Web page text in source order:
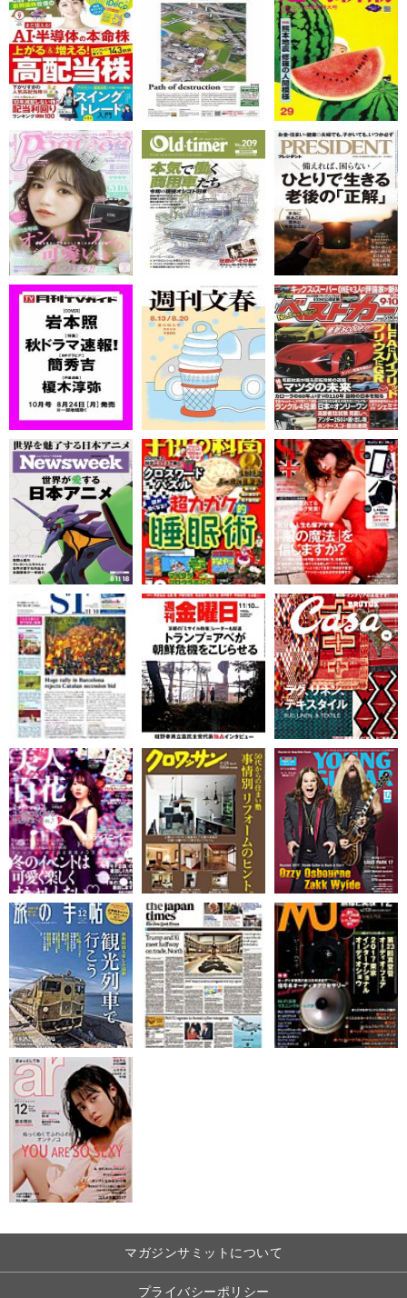
マガジンサミットについて
プライバシーポリシー